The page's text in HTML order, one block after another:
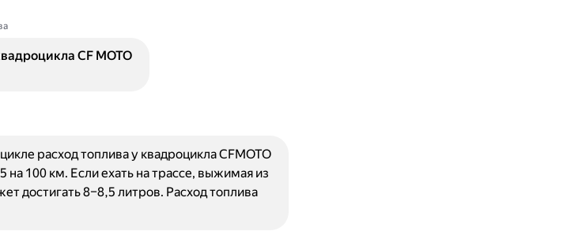
CF MOTO
расход топлива у квадроцикла CFMOTO
на 100 км. Если ехать на трассе, выжимая из
достигать 8–8,5 литров. Расход топлива